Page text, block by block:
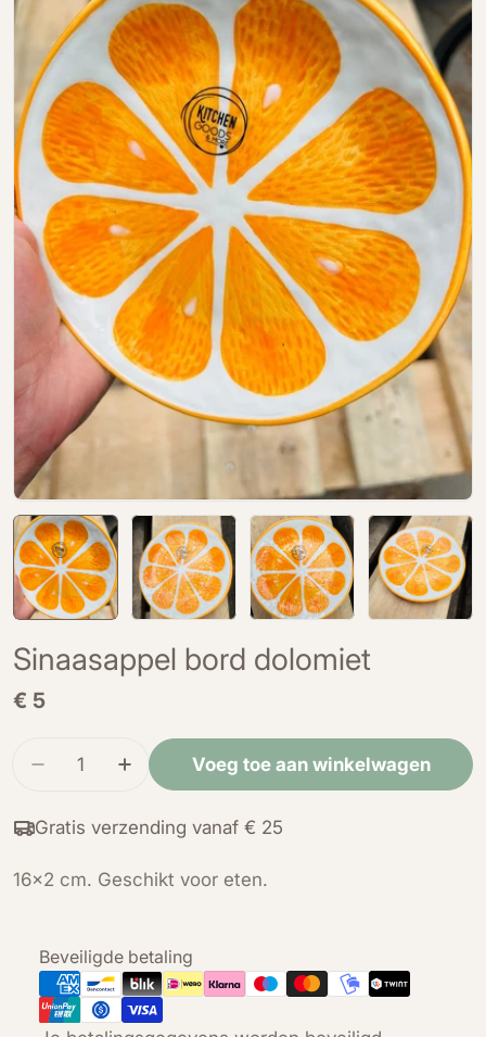
Open media 0 in modal
Sinaasappel bord dolomiet
Normale
€ 5
Hoeveelheid
Verminder de hoeveelheid voor Sinaasappel
Verhoog de hoeveelheid voor
Voeg toe aan winkelwagen
Gratis verzending vanaf € 25
16x2 cm. Geschikt voor eten.
Beveiligde betaling
Betaalmethoden